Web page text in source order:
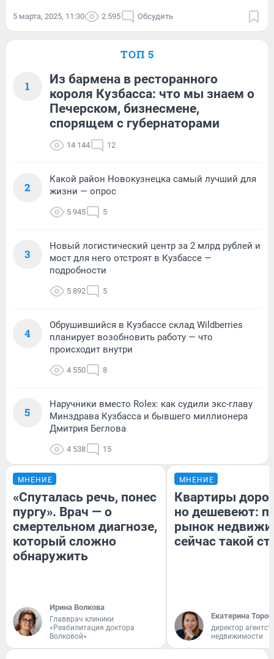
5 марта, 2025, 11:30 2 595 Обсудить
ТОП 5
1
Из бармена в ресторанного
короля Кузбасса: что мы знаем о
Печерском, бизнесмене,
спорящем с губернаторами
14 144 12
2
Какой район Новокузнецка самый лучший для
жизни — опрос
5 945 5
3
Новый логистический центр за 2 млрд рублей и
мост для него отстроят в Кузбассе —
подробности
5 892 5
4
Обрушившийся в Кузбассе склад Wildberries
планирует возобновить работу — что
происходит внутри
4 550 8
5
Наручники вместо Rolex: как судили экс-главу
Минздрава Кузбасса и бывшего миллионера
Дмитрия Беглова
4 538 15
МНЕНИЕ
«Спуталась речь, понес
пургу». Врач — о
смертельном диагнозе,
который сложно
обнаружить
Ирина Волкова
Главврач клиники
«Реабилитация доктора
Волковой»
МНЕНИЕ
Квартиры
но дешевеют:
рынок
сейчас такой
Екатерина
директор
недвижимости